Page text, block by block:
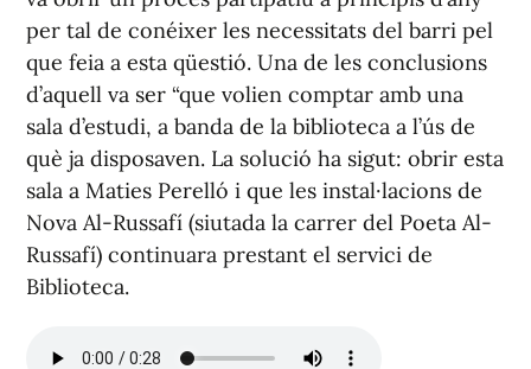
per tal de conéixer les necessitats del barri pel
que feia a esta qüestió. Una de les conclusions
d’aquell va ser “que volien comptar amb una
sala d’estudi, a banda de la biblioteca a l’ús de
què ja disposaven. La solució ha sigut: obrir esta
sala a Maties Perelló i que les instal·lacions de
Nova Al-Russafí (siutada la carrer del Poeta Al-
Russafí) continuara prestant el servici de
Biblioteca.